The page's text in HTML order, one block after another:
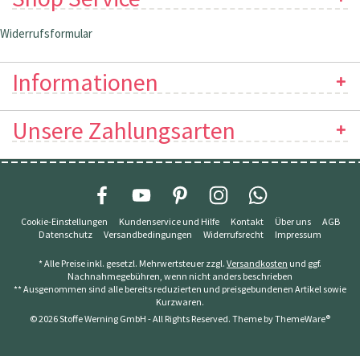
Widerrufsformular
Informationen
Unsere Zahlungsarten
Cookie-Einstellungen Kundenservice und Hilfe Kontakt Über uns
AGB
Datenschutz
Versandbedingungen Widerrufsrecht Impressum
* Alle Preise inkl. gesetzl. Mehrwertsteuer zzgl. Versandkosten und ggf.
Nachnahmegebühren, wenn nicht anders beschrieben
** Ausgenommen sind alle bereits reduzierten und preisgebundenen Artikel sowie
Kurzwaren.
© 2026 Stoffe Werning GmbH - All Rights Reserved. Theme byThemeWare®